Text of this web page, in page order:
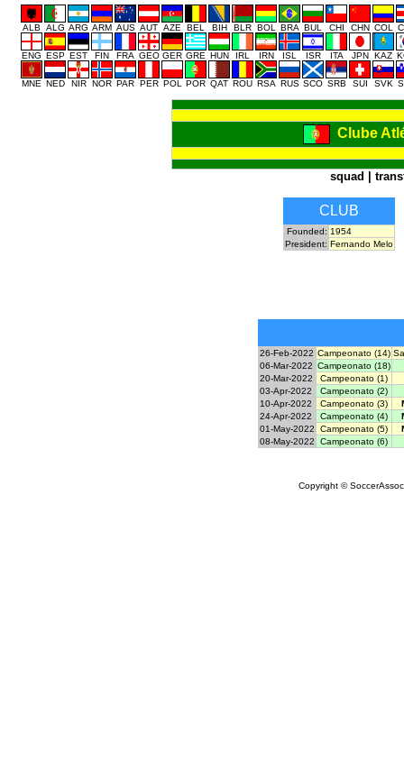
ALB ALG ARG ARM AUS AUT AZE BEL BIH BLR BOL BRA BUL CHI CHN COL
ENG ESP EST FIN FRA GEO GER GRE HUN IRL IRN ISL ISR ITA JPN KAZ
MNE NED NIR NOR PAR PER POL POR QAT ROU RSA RUS SCO SRB SUI SVK
Clube
squad
CLUB
Founded: 1954
President: Fernando Melo
26-Feb-2022 Campeonato (14)
06-Mar-2022 Campeonato (18)
20-Mar-2022
Campeonato (1)
03-Apr-2022
Campeonato (2)
10-Apr-2022
Campeonato (3)
24-Apr-2022
Campeonato (4)
01-May-2022
Campeonato (5)
08-May-2022
Campeonato (6)
Copyright ©